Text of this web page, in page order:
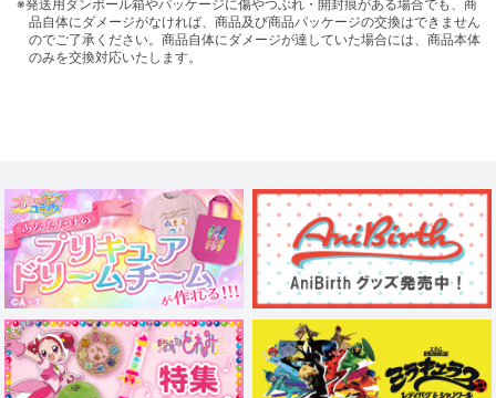
※発送用ダンボール箱やパッケージに傷やつぶれ・開封痕がある場合でも、商
品自体にダメージがなければ、商品及び商品パッケージの交換はできません
のでご了承ください。商品自体にダメージが達していた場合には、商品本体
のみを交換対応いたします。